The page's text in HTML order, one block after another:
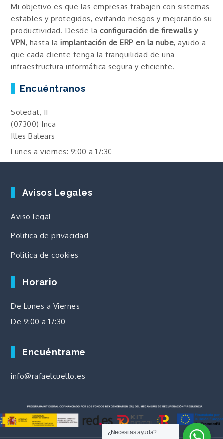
Mi objetivo es que las empresas trabajen con sistemas
estables y protegidos, evitando riesgos y mejorando su
productividad. Desde laconfiguración de firewalls y
VPN, hasta laimplantación de ERP en la nube, ayudo a
que cada cliente tenga la tranquilidad de una
infraestructura informática segura y eficiente.
Encuéntranos
Soledat, 11
(07300) Inca
Illes Balears
Lunes a viernes: 9:00 a 17:30
Avisos Legales
Aviso legal
Politica de privacidad
Politica de cookies
Horario
De Lunes a Viernes
De 9:00 a 17:30
Encuéntrame
info@rafaelcuello.es
¿Necesitas ayuda?